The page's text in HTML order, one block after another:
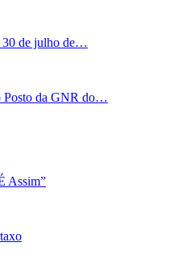
30 de julho de…
Posto da GNR do…
Assim”